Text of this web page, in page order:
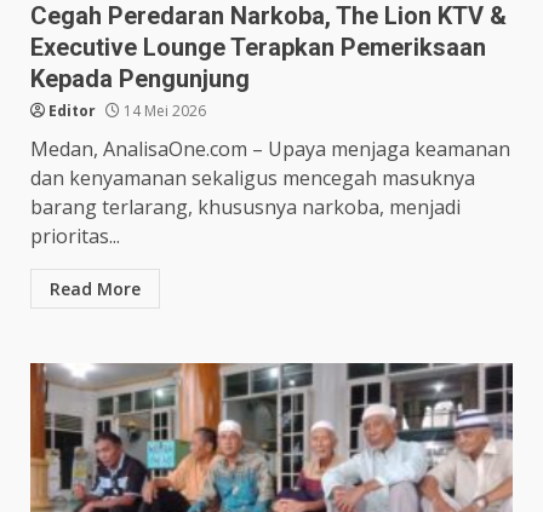
Cegah Peredaran Narkoba, The Lion KTV &
Executive Lounge Terapkan Pemeriksaan
Kepada Pengunjung
Editor 14 Mei 2026
Medan, AnalisaOne.com – Upaya menjaga keamanan
dan kenyamanan sekaligus mencegah masuknya
barang terlarang, khususnya narkoba, menjadi
prioritas...
Read More